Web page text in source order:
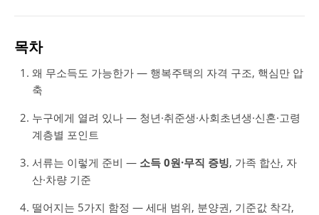
목차
왜 무소득도 가능한가 — 행복주택의 자격 구조, 핵심만 압
축
누구에게 열려 있나 — 청년·취준생·사회초년생·신혼·고령
계층별 포인트
서류는 이렇게 준비 — 소득 0원·무직 증빙, 가족 합산, 자
산·차량 기준
떨어지는 5가지 함정 — 세대 범위, 분양권, 기준값 착각,